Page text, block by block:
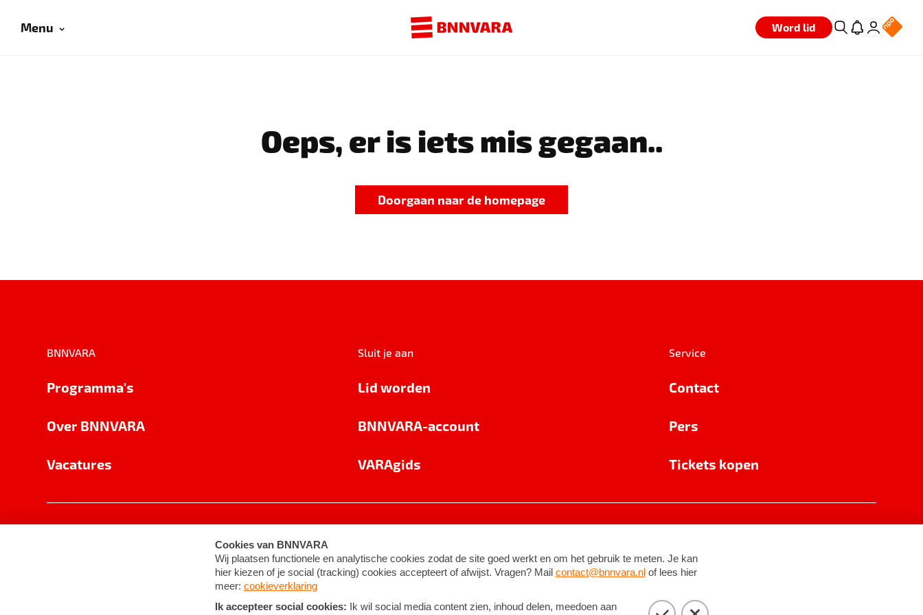
Menu Word lid
Oeps, er is iets mis gegaan..
Doorgaan naar de homepage
BNNVARA
Programma's
Over BNNVARA
Vacatures
Sluit je aan
Lid worden
BNNVARA-account
VARAgids
Service
Contact
Pers
Tickets kopen
Cookie-instellingen Algemene voorwaarden ©2026BNNVARA